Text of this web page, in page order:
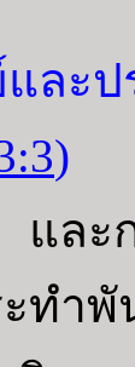
และ
)
ละ
ทำ